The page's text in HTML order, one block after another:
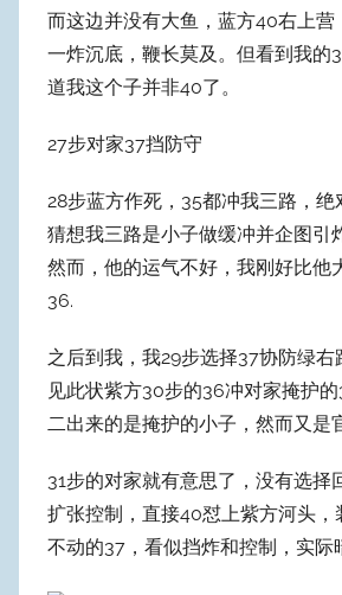
而这边并没有大鱼，蓝方40右上营
一炸沉底，鞭长莫及。但看到我的
道我这个子并非40了。
27步对家37挡防守
28步蓝方作死，35都冲我三路，绝
猜想我三路是小子做缓冲并企图引
然而，他的运气不好，我刚好比他
36.
之后到我，我29步选择37协防绿右
见此状紫方30步的36冲对家掩护
二出来的是掩护的小子，然而又是
31步的对家就有意思了，没有选择
扩张控制，直接40怼上紫方河头，
不动的37，看似挡炸和控制，实际